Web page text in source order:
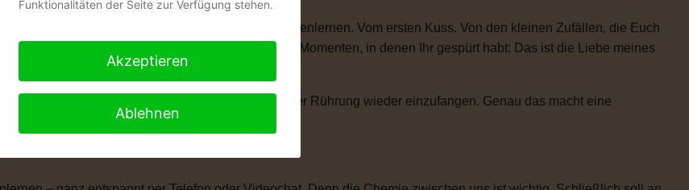
Eure Liebesgeschichte. Von Eurem ersten Kennenlernen. Vom ersten Kuss. Von den kleinen Zufällen, die Euch
Anekdoten, besonderen Erinnerungen und all den Momenten, in denen Ihr gespürt habt: Das ist die Liebe meines
man einen kleinen Moment, um die Tränen der Rührung wieder einzufangen. Genau das macht eine
Funktionalitäten der Seite zur Verfügung stehen.
Akzeptieren
Ablehnen